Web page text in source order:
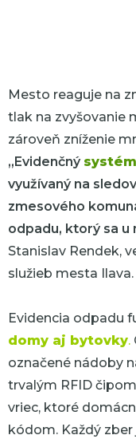
Mesto reaguje na
tlak na zvyšovanie
zároveň zníženie
,,Evidenčný systém
využívaný na
zmesového
odpadu, ktorý sa u
Stanislav Rendek,
služieb mesta Ilava.
Evidencia odpadu
domy aj bytovky.
označené nádoby
trvalým RFID
vriec, ktoré
kódom. Každý